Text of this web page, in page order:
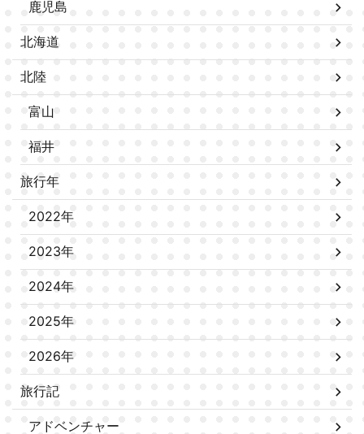
鹿児島
北海道
北陸
富山
福井
旅行年
2022年
2023年
2024年
2025年
2026年
旅行記
アドベンチャー